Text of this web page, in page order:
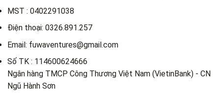
MST : 0402291038
Điện thoại: 0326.891.257
Email: fuwaventures@gmail.com
Số TK : 114600624666
Ngân hàng TMCP Công Thương Việt Nam (VietinBank) - CN
Ngũ Hành Sơn